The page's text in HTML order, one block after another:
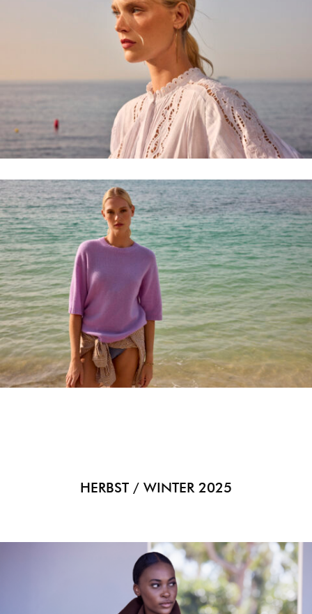
HERBST / WINTER 2025